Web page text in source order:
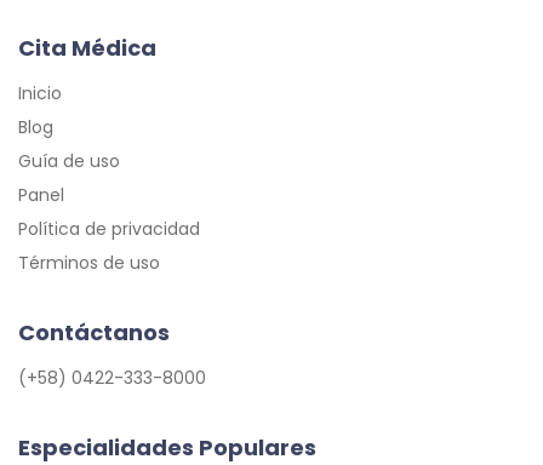
Cita Médica
Inicio
Blog
Guía de uso
Panel
Política de privacidad
Términos de uso
Contáctanos
(+58) 0422-333-8000
Especialidades Populares